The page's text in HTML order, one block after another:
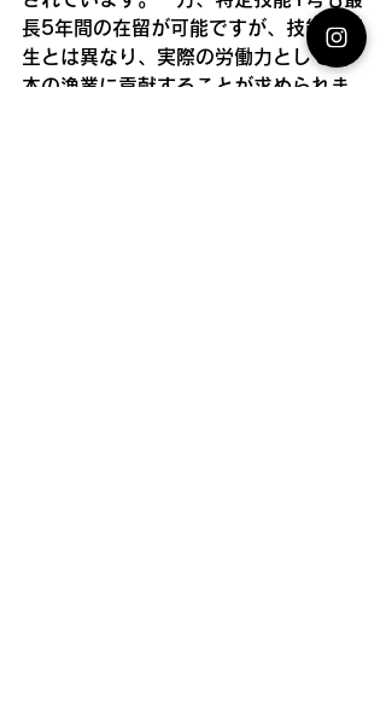
長5年間の在留が可能ですが、技能実習
生とは異なり、実際の労働力として日
本の漁業に貢献することが求められま